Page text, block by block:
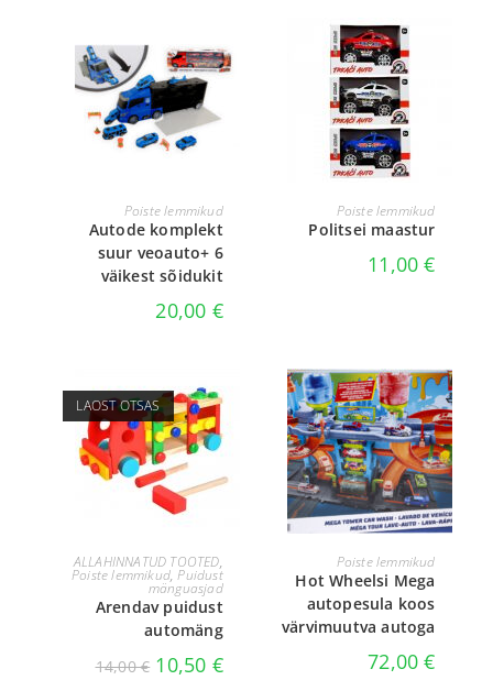
VALI
Poiste lemmikud
Autode komplekt
suur veoauto+ 6
väikest sõidukit
20,00 €
VALI
Poiste lemmikud
Politsei maastur
11,00€
LAOST OTSAS
LOE EDASI
ALLAHINNATUD TOOTED,
Poiste lemmikud,Puidust
mänguasjad
Arendav puidust
automäng
14,00€ 10,50 €
LISA KORVI
Poiste lemmikud
Hot Wheelsi Mega
autopesula koos
värvimuutva autoga
72,00€